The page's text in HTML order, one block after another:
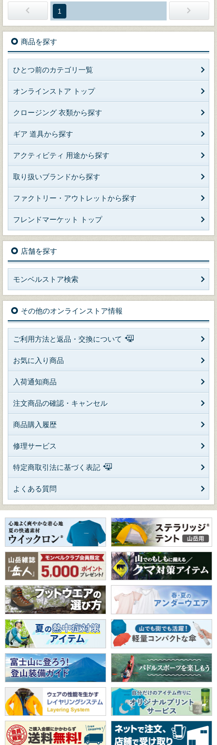
1
商品を探す
ひとつ前のカテゴリ一覧
オンラインストア トップ
クロージング 衣類から探す
ギア 道具から探す
アクティビティ 用途から探す
取り扱いブランドから探す
ファクトリー・アウトレットから探す
フレンドマーケット トップ
店舗を探す
モンベルストア検索
その他のオンラインストア情報
ご利用方法と返品・交換について
お気に入り商品
入荷通知商品
注文商品の確認・キャンセル
商品購入履歴
修理サービス
特定商取引法に基づく表記
よくある質問